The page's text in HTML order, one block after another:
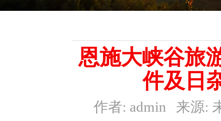
恩施大峡谷旅
件及日
作者: admin 来源: